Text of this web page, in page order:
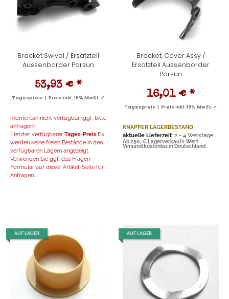
Bracket Swivel / Ersatzteil
Aussenborder Parsun
53,93 € *
Tagespreis | Preis inkl. 19% MwSt. ✓
momentan nicht verfügbar (ggf. bitte
anfragen)
* letzter verfügbarer Tages-Preis Es
werden keine freien Bestände in den
verfügbaren Lägern angezeigt.
Verwenden Sie ggf. das Fragen-
Formular auf dieser Artikel-Seite für
Anfragen...
Bracket, Cover Assy /
Ersatzteil Aussenborder
Parsun
16,01 € *
Tagespreis | Preis inkl. 19% MwSt. ✓
KNAPPER LAGERBESTAND
aktuelle Lieferzeit: 2 - 4 Werktage
Ab 250,-€ Lagerverkaufs-Wert
Versand kostenlos in Deutschland
AUF LAGER AUF LAGER